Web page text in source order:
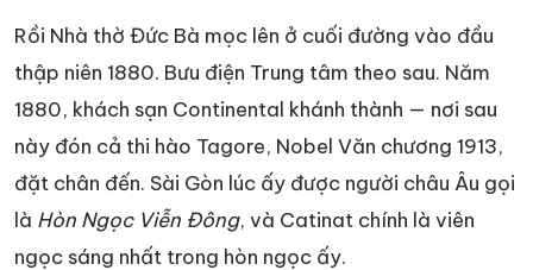
Rồi Nhà thờ Đức Bà mọc lên ở cuối đường vào đầu
thập niên 1880. Bưu điện Trung tâm theo sau. Năm
1880, khách sạn Continental khánh thành — nơi sau
này đón cả thi hào Tagore, Nobel Văn chương 1913,
đặt chân đến. Sài Gòn lúc ấy được người châu Âu gọi
là Hòn Ngọc Viễn Đông, và Catinat chính là viên
ngọc sáng nhất trong hòn ngọc ấy.